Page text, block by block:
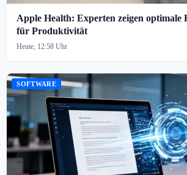
Apple Health: Experten zeigen optimale
für Produktivität
Heute, 12:58 Uhr
SOFTWARE